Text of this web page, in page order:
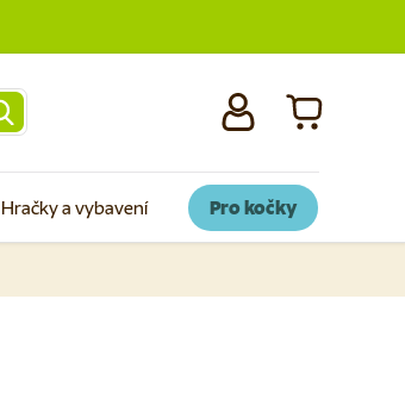
Přihlásit se
Košík
Hračky a vybavení Pro kočky